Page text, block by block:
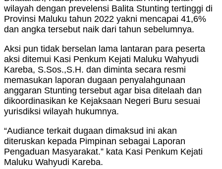
wilayah dengan prevelensi Balita Stunting tertinggi di
Provinsi Maluku tahun 2022 yakni mencapai 41,6%
dan angka tersebut naik dari tahun sebelumnya.
Aksi pun tidak berselan lama lantaran para peserta
aksi ditemui Kasi Penkum Kejati Maluku Wahyudi
Kareba, S.Sos.,S.H. dan diminta secara resmi
memasukan laporan dugaan penyalahgunaan
anggaran Stunting tersebut agar bisa ditelaah dan
dikoordinasikan ke Kejaksaan Negeri Buru sesuai
yurisdiksi wilayah hukumnya.
“Audiance terkait dugaan dimaksud ini akan
diteruskan kepada Pimpinan sebagai Laporan
Pengaduan Masyarakat.” kata Kasi Penkum Kejati
Maluku Wahyudi Kareba.